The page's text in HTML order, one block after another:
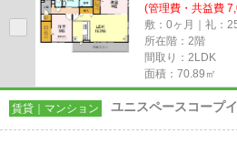
(管理費・共益費
敷：0ヶ月｜礼：
所在階：2階
間取り：2LDK
面積：70.89㎡
賃貸｜マンション ユニスペースコープ